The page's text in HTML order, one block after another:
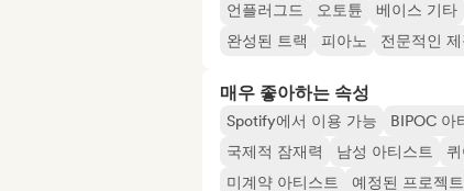
언플러그드 오토튠 베이스 기타
완성된 트랙
피아노 전문적인
매우 좋아하는 속성
Spotify에서 이용 가능 BIPOC 아
국제적 잠재력
남성 아티스트
미계약 아티스트
예정된 프로젝트